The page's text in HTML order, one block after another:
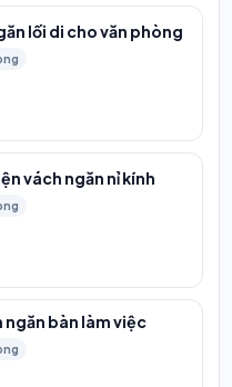
lối di cho văn phòng
vách ngăn nỉ kính
ngăn bàn làm việc